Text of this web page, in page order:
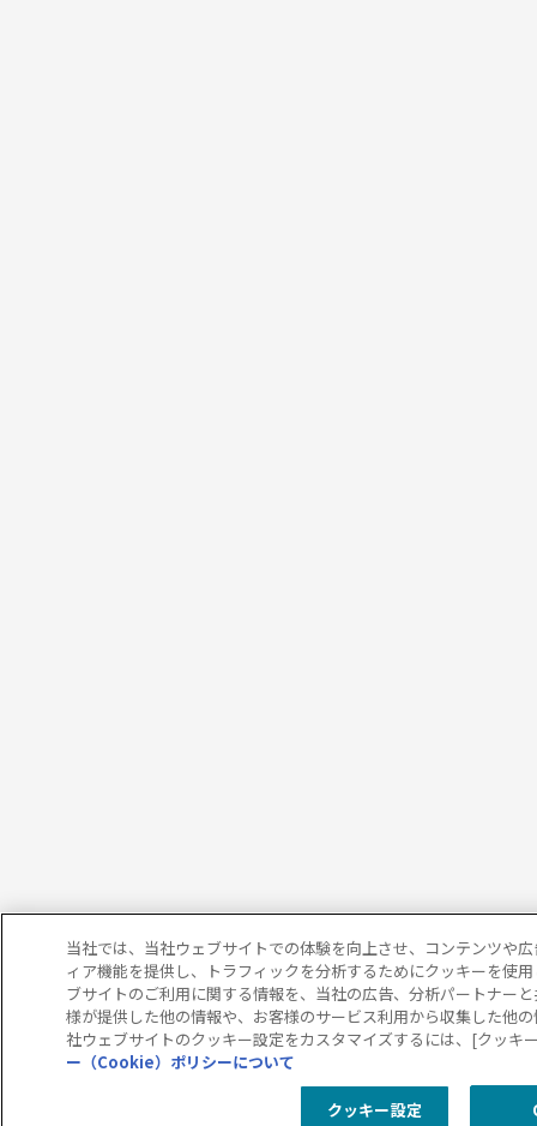
当社では、当社ウェブサイトでの体験を向上させ、コンテンツや
ィア機能を提供し、トラフィックを分析するためにクッキーを使
ブサイトのご利用に関する情報を、当社の広告、分析パートナー
様が提供した他の情報や、お客様のサービス利用から収集した他
社ウェブサイトのクッキー設定をカスタマイズするには、[クッキ
ー（Cookie）ポリシーについて
クッキー設定